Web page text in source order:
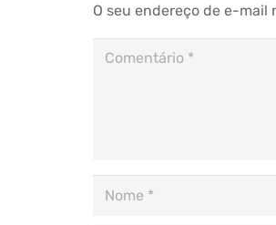
O seu endereço de e-mail